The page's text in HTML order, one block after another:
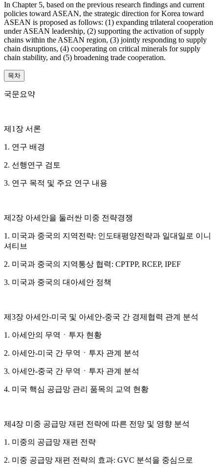
In Chapter 5, based on the previous research findings and current
policies toward ASEAN, the strategic direction for Korea toward
ASEAN is proposed as follows: (1) expanding trilateral cooperation
under ASEAN leadership, (2) supporting the activation of supply
chains within the ASEAN region, (3) jointly responding to supply
chain disruptions, (4) cooperating on critical minerals for supply
chain stability, and (5) broadening trade cooperation.
목차
국문요약
제1장 서론
1. 연구 배경
2. 선행연구 검토
3. 연구 목적 및 주요 연구 내용
제2장 아세안을 둘러싼 미중 전략경쟁
1. 미국과 중국의 지역전략: 인도태평양전략과 일대일로 이니
셔티브
2. 미국과 중국의 지역통상 협력: CPTPP, RCEP, IPEF
3. 미국과 중국의 대아세안 정책
제3장 아세안-미국 및 아세안-중국 간 경제협력 관계 분석
1. 아세안의 무역ㆍ투자 현황
2. 아세안-미국 간 무역ㆍ투자 관계 분석
3. 아세안-중국 간 무역ㆍ투자 관계 분석
4. 미국 핵심 공급망 관리 품목의 교역 현황
제4장 미중 공급망 재편 전략에 따른 전망 및 영향 분석
1. 미중의 공급망 재편 전략
2. 미중 공급망 재편 전략의 효과: GVC 분석을 중심으로